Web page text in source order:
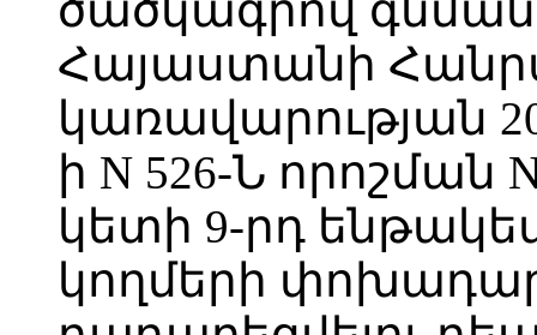
ծածկագրով
Հայաստանի
կառավարության
ի N 526-Ն որոշման
կետի 9-րդ
կողմերի